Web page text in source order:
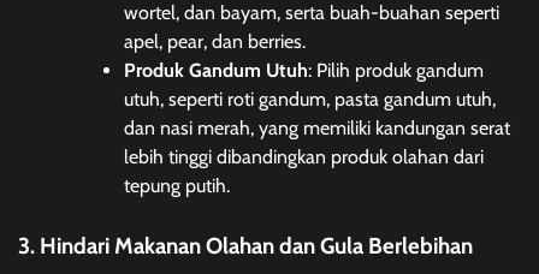
wortel, dan bayam, serta buah-buahan seperti
apel, pear, dan berries.
Produk Gandum Utuh: Pilih produk gandum
utuh, seperti roti gandum, pasta gandum utuh,
dan nasi merah, yang memiliki kandungan serat
lebih tinggi dibandingkan produk olahan dari
tepung putih.
3. Hindari Makanan Olahan dan Gula Berlebihan